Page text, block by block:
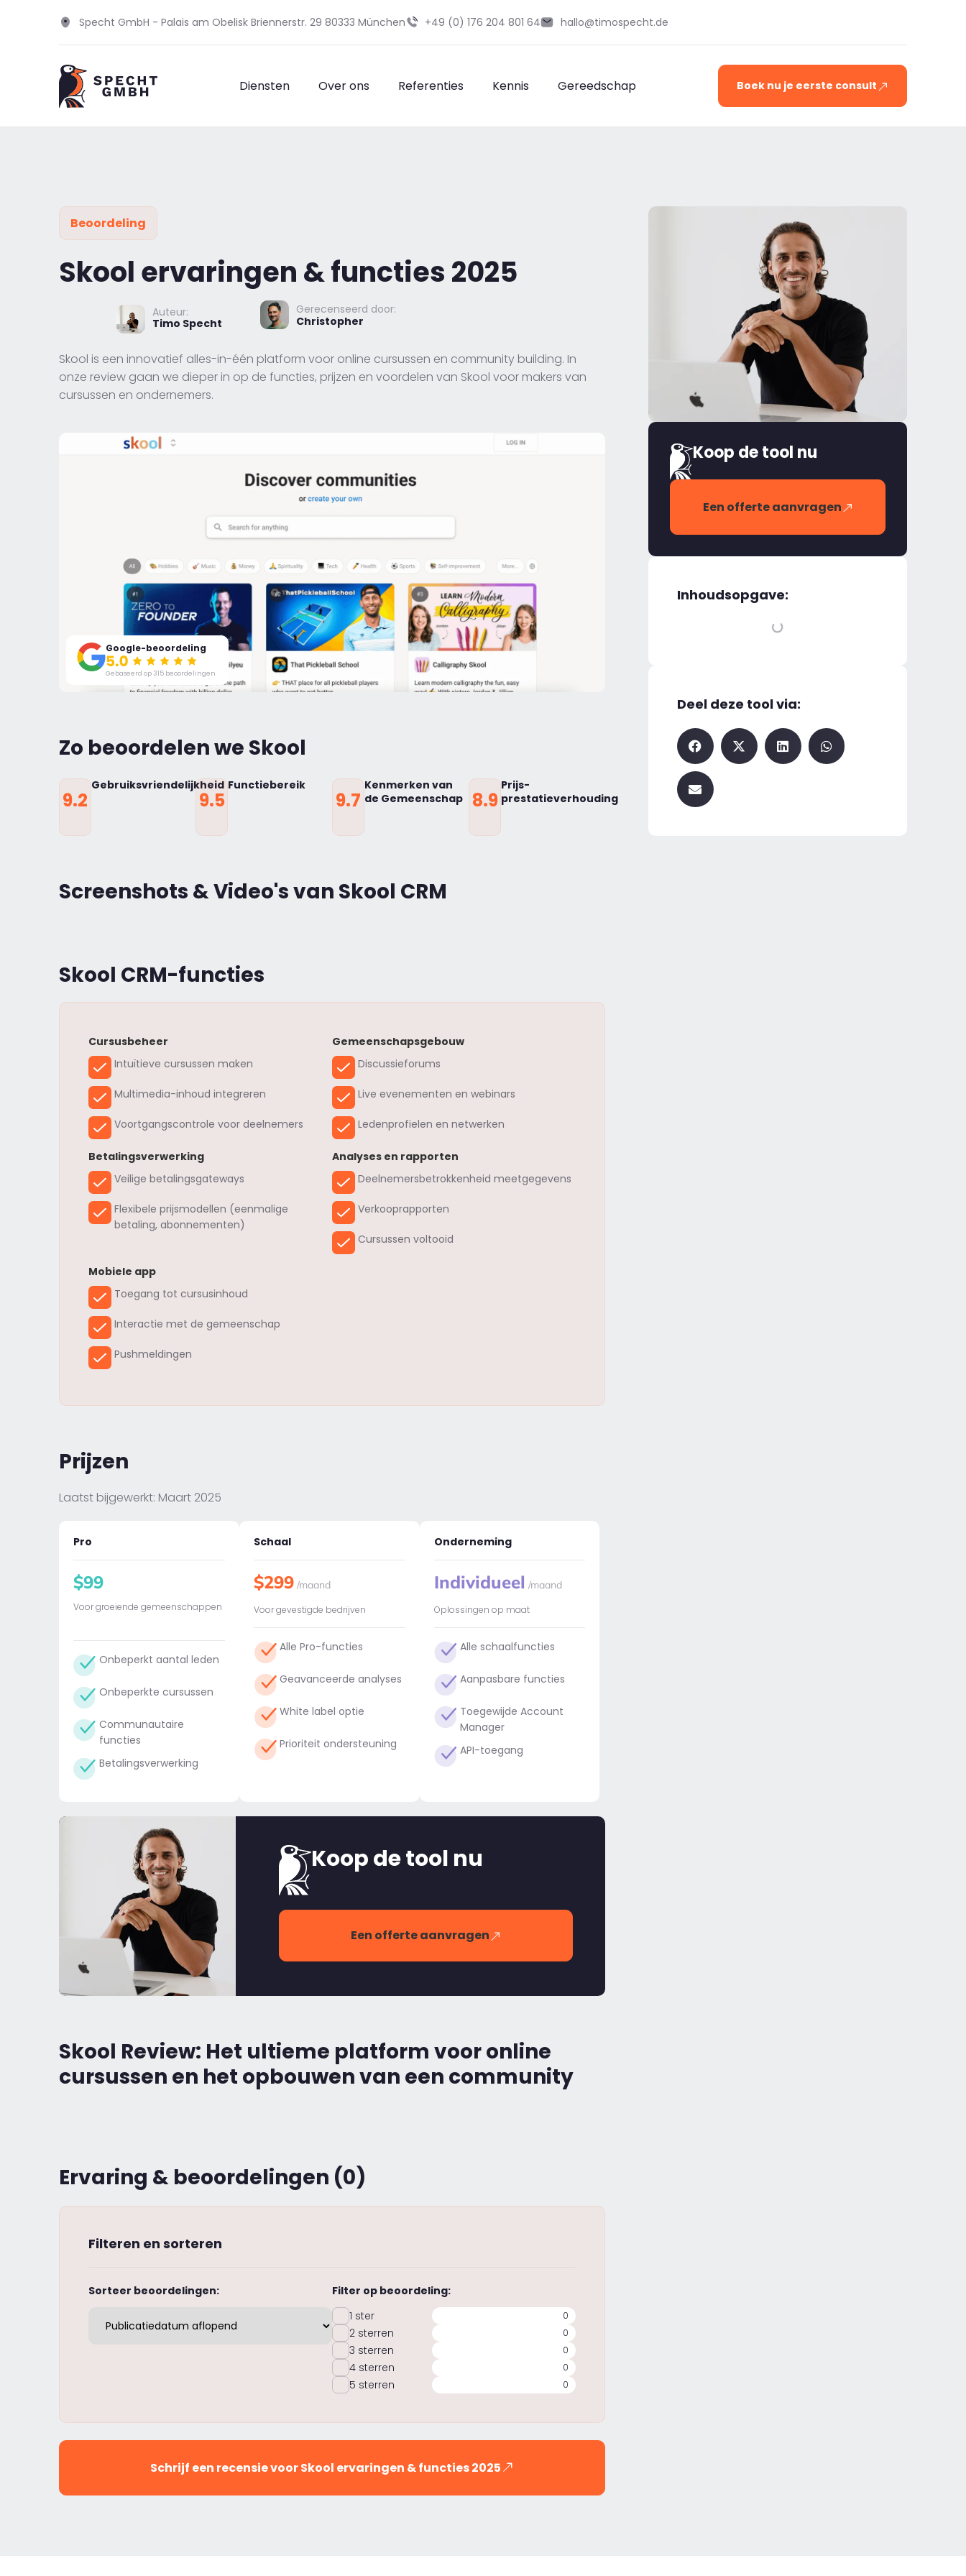
Specht GmbH - Palais am Obelisk Briennerstr. 29 80333 München +49 (0) 176 204 801 64 hallo@timospecht.de
Diensten Over ons Referenties Kennis Gereedschap Boek nu je eerste consult
Beoordeling
Skool ervaringen & functies 2025
Auteur:
Timo Specht
Gerecenseerd door:
Christopher
Skool is een innovatief alles-in-één platform voor online cursussen en community building. In
onze review gaan we dieper in op de functies, prijzen en voordelen van Skool voor makers van
cursussen en ondernemers.
Google-beoordeling
Gebaseerd op 315 beoordelingen
Zo beoordelen we Skool
9.2
Gebruiksvriendelijkheid
9.5
Functiebereik
9.7
Kenmerken van
de Gemeenschap
8.9
Prijs-
prestatieverhouding
Screenshots & Video's van Skool CRM
Skool CRM-functies
Cursusbeheer
Intuïtieve cursussen maken
Multimedia-inhoud integreren
Voortgangscontrole voor deelnemers
Gemeenschapsgebouw
Discussieforums
Live evenementen en webinars
Ledenprofielen en netwerken
Betalingsverwerking
Veilige betalingsgateways
Flexibele prijsmodellen (eenmalige
betaling, abonnementen)
Analyses en rapporten
Deelnemersbetrokkenheid meetgegevens
Verkooprapporten
Cursussen voltooid
Mobiele app
Toegang tot cursusinhoud
Interactie met de gemeenschap
Pushmeldingen
Prijzen
Laatst bijgewerkt: Maart 2025
Pro
$99
Voor groeiende gemeenschappen
Onbeperkt aantal leden
Onbeperkte cursussen
Communautaire
functies
Betalingsverwerking
Schaal
$299/maand
Voor gevestigde bedrijven
Alle Pro-functies
Geavanceerde analyses
White label optie
Prioriteit ondersteuning
Onderneming
Individueel /maand
Oplossingen op maat
Alle schaalfuncties
Aanpasbare functies
Toegewijde Account
Manager
API-toegang
Koop de tool nu
Een offerte aanvragen
Skool Review: Het ultieme platform voor online
cursussen en het opbouwen van een community
Ervaring & beoordelingen (0)
Filteren en sorteren
Sorteer beoordelingen:
Filter op beoordeling:
1 ster
0
2 sterren 0
3 sterren 0
4 sterren 0
5 sterren 0
Schrijf een recensie voor Skool ervaringen & functies 2025
Koop de tool nu
Een offerte aanvragen
Inhoudsopgave:
Deel deze tool via: